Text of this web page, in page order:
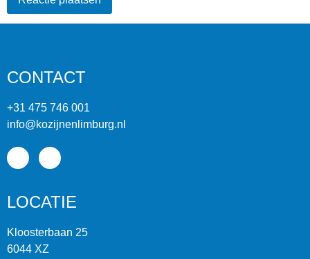
CONTACT
+31 475 746 001
info@kozijnenlimburg.nl
LOCATIE
Kloosterbaan 25
6044 XZ